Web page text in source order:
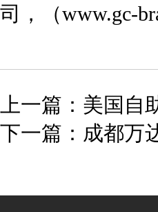
司
，（www.gc-
上一篇：美国
下一篇：成都万